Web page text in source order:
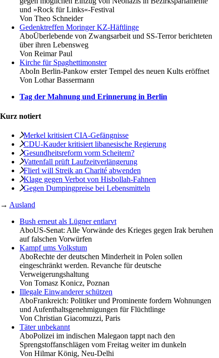
und »Rock für Links«-Festival
Von Theo Schneider
Gedenktreffen Moringer KZ-Häftlinge
AboÜberlebende von Zwangsarbeit und SS-Terror berichteten
über ihren Lebensweg
Von Reimar Paul
Kirche für Spaghettimonster
AboIn Berlin-Pankow erster Tempel des neuen Kults eröffnet
Von Lothar Bassermann
Tag der Mahnung und Erinnerung in Berlin
Kurz notiert
Merkel kritisiert CIA-Gefängnisse
CDU-Kauder kritisiert libanesische Regierung
Gesundheitsreform vorm Scheitern?
Vattenfall prüft Laufzeitverlängerung
Flierl will Streik an Charité abwenden
Klage gegen Verbot von Hisbollah-Fahnen
Gegen Dumpingpreise bei Lebensmitteln
→ Ausland
Bush erneut als Lügner entlarvt
AboUS-Senat: Alle Vorwände des Krieges gegen Irak beruhen
auf falschen Vorwürfen
Kampf ums Volkstum
AboRechte der deutschen Minderheit in Polen sollen
eingeschränkt werden. Revanche für deutsche
Verweigerungshaltung
Von Tomasz Konicz, Poznan
Illegale Einwanderer schützen
AboFrankreich: Politiker und Prominente fordern Wohnungen
und Aufenthaltsgenehmigungen für Flüchtlinge
Von Christian Giacomuzzi, Paris
Täter unbekannt
AboPolizei im indischen Malegaon tappt nach den
Sprengstoffanschlägen vom Freitag weiter im dunkeln
Von Hilmar König, Neu-Delhi